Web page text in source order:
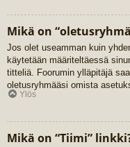
Mikä on
Jos olet useamman kuin
käytetään määriteltäessä
titteliä. Foorumin ylläpitäjä
oletusryhmääsi omista
Ylös
Mikä on “Tiimi”